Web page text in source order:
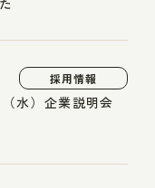
採用情報
水）企業説明会